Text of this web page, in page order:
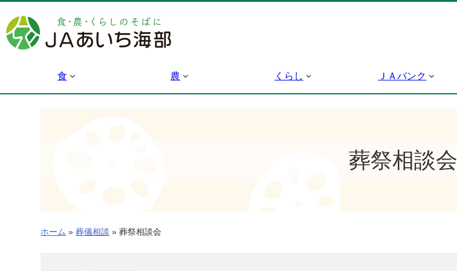
容
を
食 農 くらし ＪＡバンク
葬祭相談会
ホーム » 葬儀相談 » 葬祭相談会